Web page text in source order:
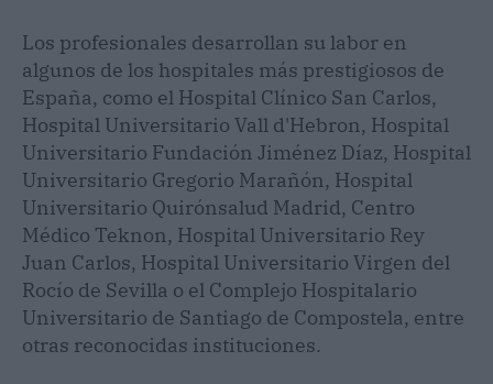
Los profesionales desarrollan su labor en
algunos de los hospitales más prestigiosos de
España, como el Hospital Clínico San Carlos,
Hospital Universitario Vall d'Hebron, Hospital
Universitario Fundación Jiménez Díaz, Hospital
Universitario Gregorio Marañón, Hospital
Universitario Quirónsalud Madrid, Centro
Médico Teknon, Hospital Universitario Rey
Juan Carlos, Hospital Universitario Virgen del
Rocío de Sevilla o el Complejo Hospitalario
Universitario de Santiago de Compostela, entre
otras reconocidas instituciones.